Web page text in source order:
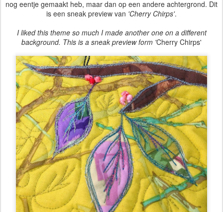
nog eentje gemaakt heb, maar dan op een andere achtergrond. Dit
is een sneak preview van 'Cherry Chirps'.
I liked this theme so much I made another one on a different
background. This is a sneak preview form 'Cherry Chirps'